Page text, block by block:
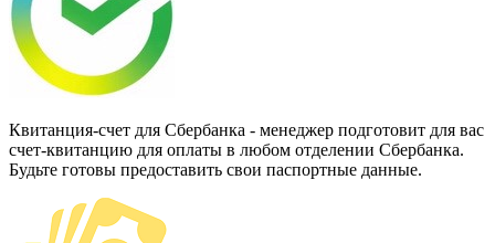
Квитанция-счет для Сбербанка - менеджер подготовит для вас
счет-квитанцию для оплаты в любом отделении Сбербанка.
Будьте готовы предоставить свои паспортные данные.